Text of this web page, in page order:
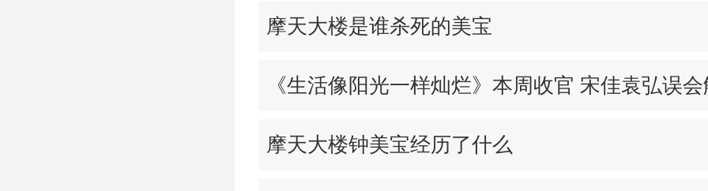
摩天大楼是谁杀死的美宝
《生活像阳光一样灿烂》本周收官 宋佳袁弘误
摩天大楼钟美宝经历了什么